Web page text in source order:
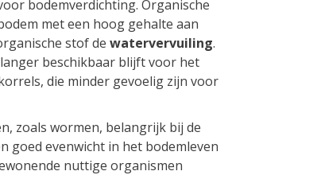
bodemverdichting. Organische
met een hoog gehalte aan
stof de watervervuiling.
beschikbaar blijft voor het
die minder gevoelig zijn voor
zoals wormen, belangrijk bij de
goed evenwicht in het bodemleven
nuttige organismen